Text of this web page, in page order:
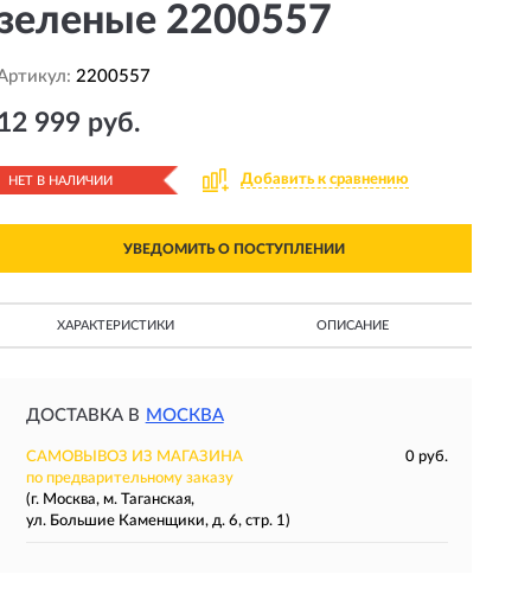
2200557
2200557
999 руб.
НЕТ В НАЛИЧИИ Добавить к сравнению
УВЕДОМИТЬ О ПОСТУПЛЕНИИ
ХАРАКТЕРИСТИКИ ОПИСАНИЕ
ДОСТАВКА В МОСКВА
САМОВЫВОЗ ИЗ МАГАЗИНА
0 руб.
по предварительному заказу
(г. Москва, м. Таганская,
ул. Большие Каменщики, д. 6, стр. 1)